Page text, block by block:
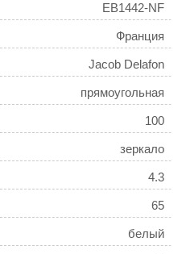
EB1442-NF
Франция
Jacob Delafon
прямоугольная
100
зеркало
4.3
65
белый